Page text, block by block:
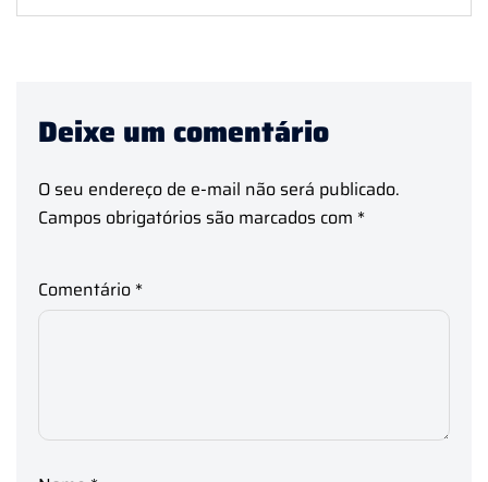
Deixe um comentário
O seu endereço de e-mail não será publicado.
Campos obrigatórios são marcados com *
Comentário *